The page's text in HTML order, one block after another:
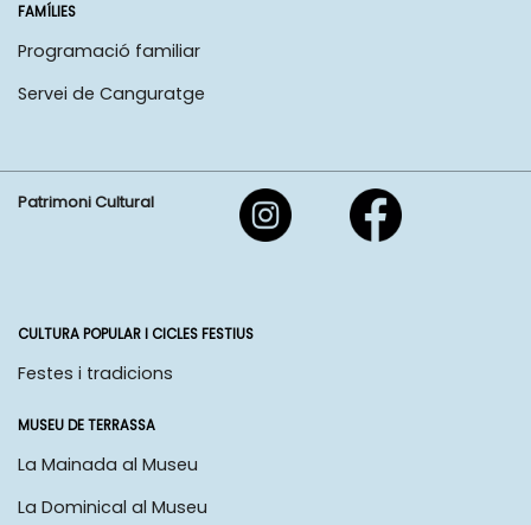
FAMÍLIES
Programació familiar
Servei de Canguratge
Patrimoni Cultural
CULTURA POPULAR I CICLES FESTIUS
Festes i tradicions
MUSEU DE TERRASSA
La Mainada al Museu
La Dominical al Museu